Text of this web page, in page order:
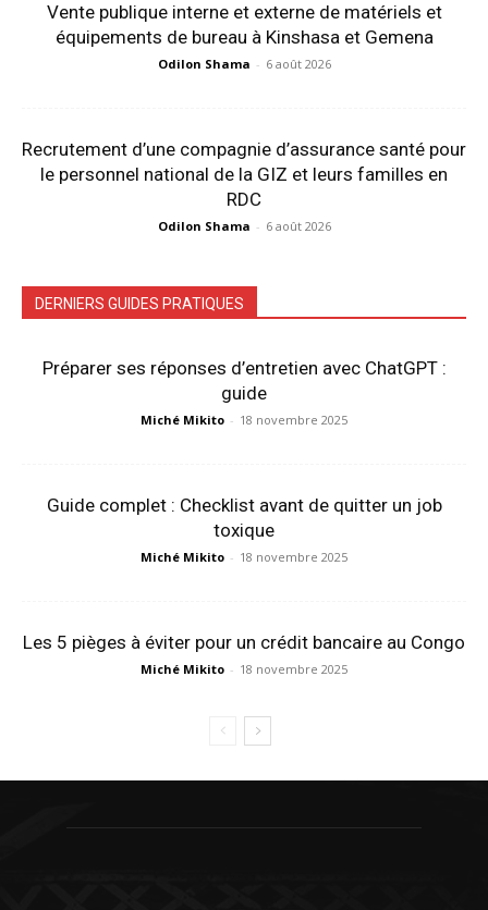
Vente publique interne et externe de matériels et
équipements de bureau à Kinshasa et Gemena
Odilon Shama - 6 août 2026
Recrutement d’une compagnie d’assurance santé pour
le personnel national de la GIZ et leurs familles en
RDC
Odilon Shama - 6 août 2026
DERNIERS GUIDES PRATIQUES
Préparer ses réponses d’entretien avec ChatGPT :
guide
Miché Mikito - 18 novembre 2025
Guide complet : Checklist avant de quitter un job
toxique
Miché Mikito - 18 novembre 2025
Les 5 pièges à éviter pour un crédit bancaire au Congo
Miché Mikito - 18 novembre 2025